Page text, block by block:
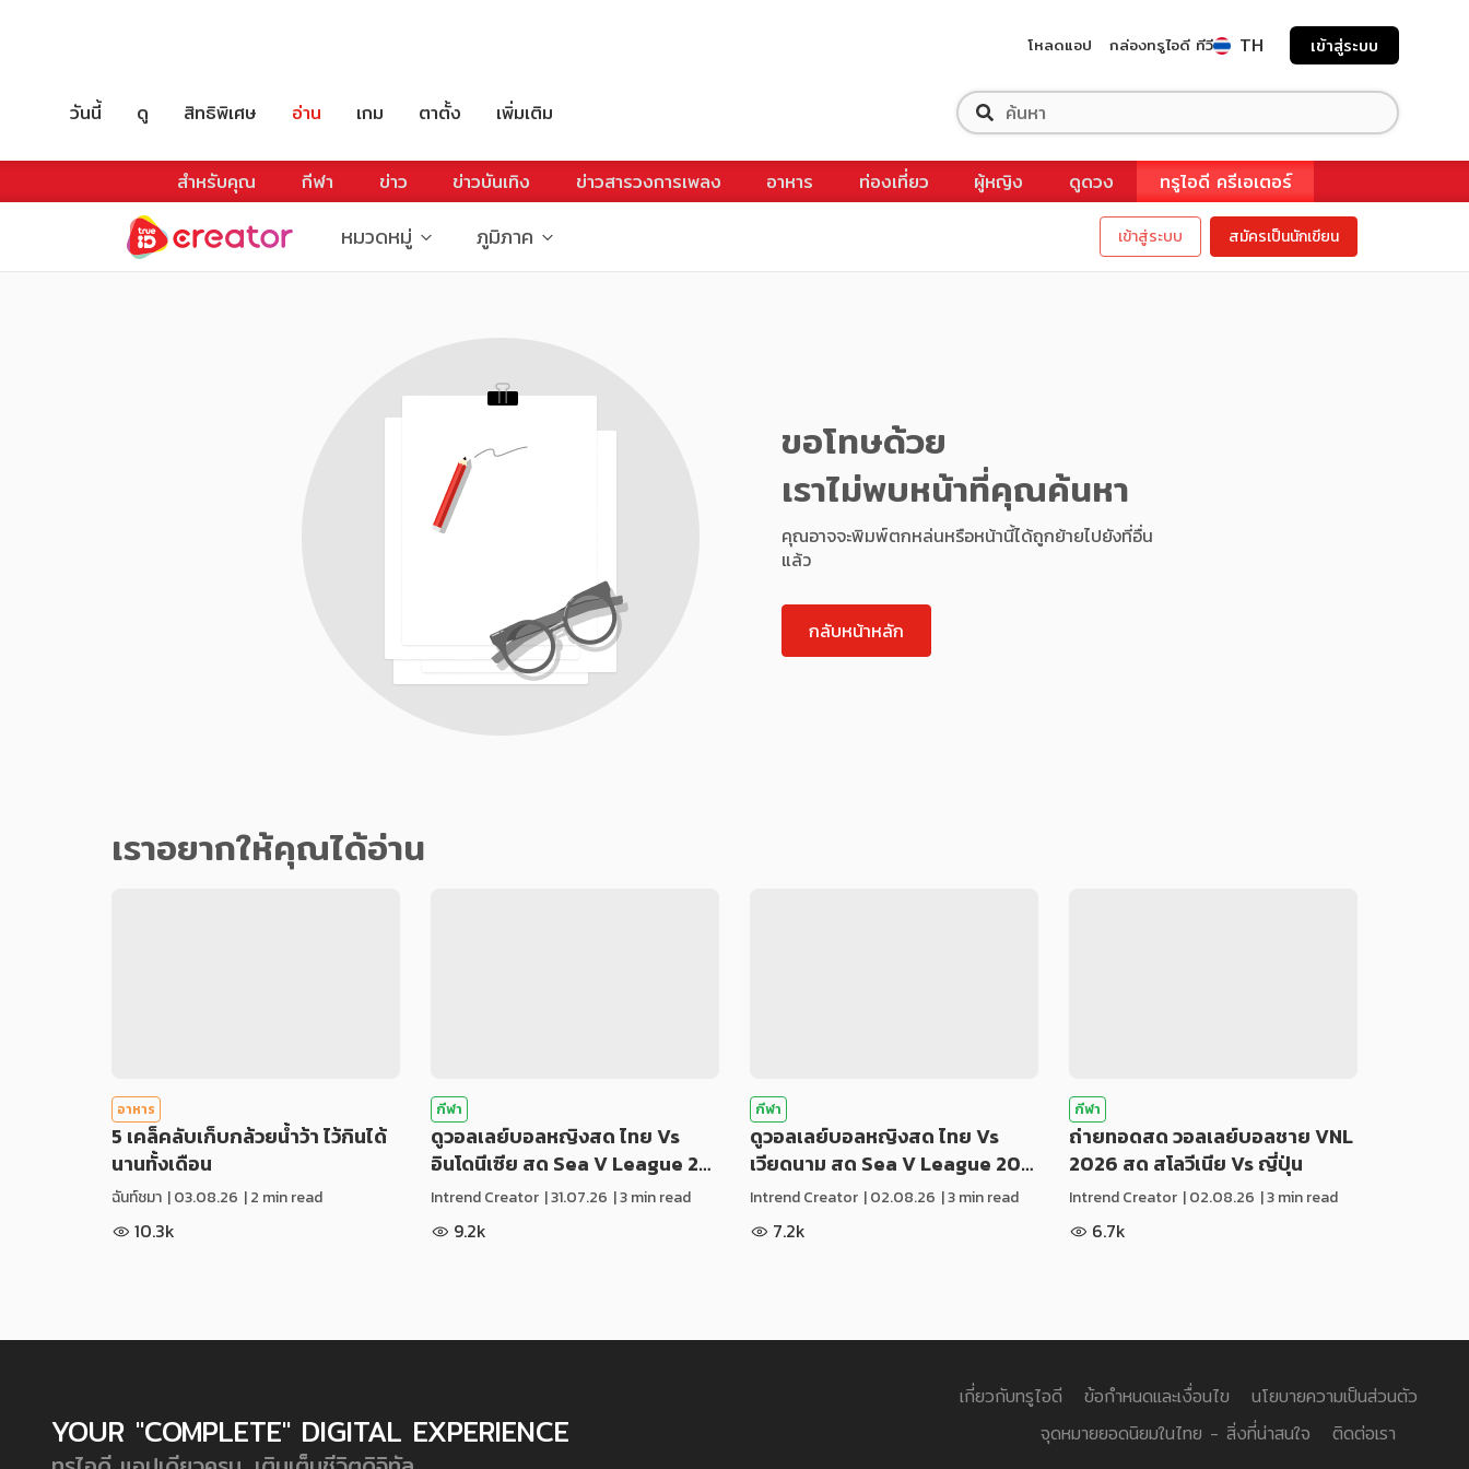
โหลดแอป กล่องทรูไอดี ทีวี TH เข้าสู่ระบบ
วันนี้ ดู สิทธิพิเศษ อ่าน เกม ตาตั้ง เพิ่มเติม
สำหรับคุณ กีฬา ข่าว ข่าวบันเทิง ข่าวสารวงการเพลง อาหาร ท่องเที่ยว ผู้หญิง ดูดวง ทรูไอดี ครีเอเตอร์
หมวดหมู่ ภูมิภาค เข้าสู่ระบบ สมัครเป็นนักเขียน
ขอโทษด้วย
เราไม่พบหน้าที่คุณค้นหา
คุณอาจจะพิมพ์ตกหล่นหรือหน้านี้ได้ถูกย้ายไปยังที่อื่น
แล้ว
กลับหน้าหลัก
เราอยากให้คุณได้อ่าน
อาหาร
5 เคล็คลับเก็บกล้วยน้ำว้า ไว้กินได้
นานทั้งเดือน
ฉันท์ชมา |03.08.26 | 2 min read
10.3k
กีฬา
ดูวอลเลย์บอลหญิงสด ไทย Vs
อินโดนีเซีย สด Sea V League 2…
Intrend Creator |31.07.26 | 3 min read
9.2k
กีฬา
ดูวอลเลย์บอลหญิงสด ไทย Vs
เวียดนาม สด Sea V League 20…
Intrend Creator |02.08.26 | 3 min read
7.2k
กีฬา
ถ่ายทอดสด วอลเลย์บอลชาย VNL
2026 สด สโลวีเนีย Vs ญี่ปุ่น
Intrend Creator |02.08.26 | 3 min read
6.7k
YOUR "COMPLETE" DIGITAL EXPERIENCE
เกี่ยวกับทรูไอดี ข้อกำหนดและเงื่อนไข
นโยบายความเป็นส่วนตัว
จุดหมายยอดนิยมในไทย - สิ่งที่น่าสนใจ
ติดต่อเรา